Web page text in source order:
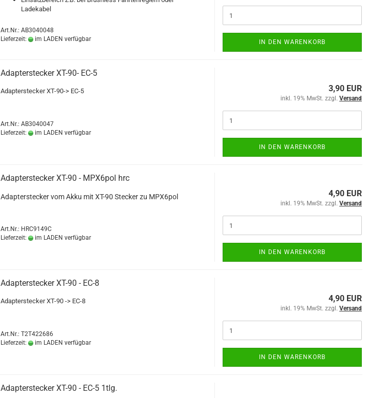
Ladekabel
Art.Nr.: AB3040048
Lieferzeit:
im LADEN verfügbar IN DEN WARENKORB
Adapterstecker XT-90- EC-5
Adapterstecker XT-90-> EC-5
Art.Nr.: AB3040047
Lieferzeit:
im LADEN verfügbar
3,90 EUR
inkl. 19% MwSt. zzgl. Versand
IN DEN WARENKORB
Adapterstecker XT-90 - MPX6pol hrc
Adapterstecker vom Akku mit XT-90 Stecker zu MPX6pol
Art.Nr.: HRC9149C
Lieferzeit:
im LADEN verfügbar
4,90 EUR
inkl. 19% MwSt. zzgl. Versand
IN DEN WARENKORB
Adapterstecker XT-90 - EC-8
Adapterstecker XT-90 -> EC-8
Art.Nr.: T2T422686
Lieferzeit:
im LADEN verfügbar
4,90 EUR
inkl. 19% MwSt. zzgl. Versand
IN DEN WARENKORB
Adapterstecker XT-90 - EC-5 1tlg.